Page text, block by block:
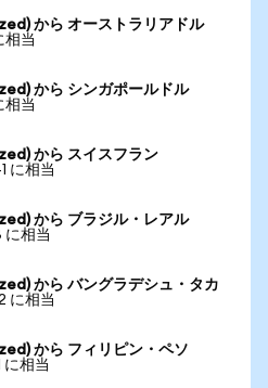
から オーストラリアドル
相当
から シンガポールドル
相当
から スイスフラン
に相当
から ブラジル・レアル
に相当
から バングラデシュ・タカ
に相当
から フィリピン・ペソ
に相当